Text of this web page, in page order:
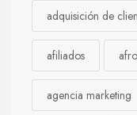
adquisición de
afiliados
agencia marketing